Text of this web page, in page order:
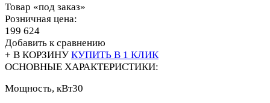
Товар «под заказ»
Розничная цена:
199 624
Добавить к сравнению
+ В КОРЗИНУ КУПИТЬ В 1 КЛИК
ОСНОВНЫЕ ХАРАКТЕРИСТИКИ:
Мощность, кВт30